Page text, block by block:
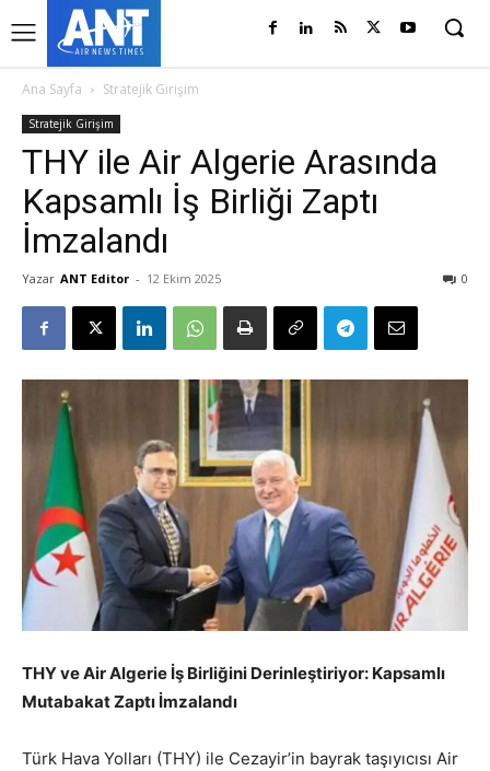
Ana Sayfa Stratejik Girişim
Stratejik Girişim
THY ile Air Algerie Arasında
Kapsamlı İş Birliği Zaptı
İmzalandı
Yazar ANT Editor - 12 Ekim 2025 0
THY ve Air Algerie İş Birliğini Derinleştiriyor: Kapsamlı
Mutabakat Zaptı İmzalandı
Türk Hava Yolları (THY) ile Cezayir’in bayrak taşıyıcısı Air